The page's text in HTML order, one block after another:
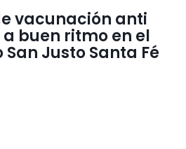
vacunación anti
buen ritmo en el
Justo Santa Fé